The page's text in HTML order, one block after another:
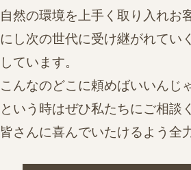
自然の環境を上手く取り入れお
にし次の世代に受け継がれてい
しています。
こんなのどこに頼めばいいんじ
という時はぜひ私たちにご相談
皆さんに喜んでいたけるよう全